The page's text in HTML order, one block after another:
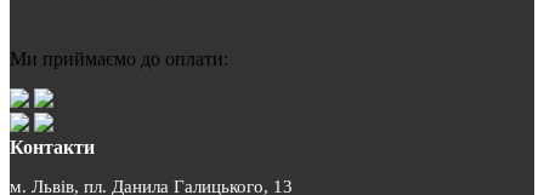
Ми приймаємо до оплати:
Контакти
м. Львів, пл. Данила Галицького, 13